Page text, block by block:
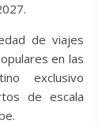
de viajes
en las
exclusivo
de escala